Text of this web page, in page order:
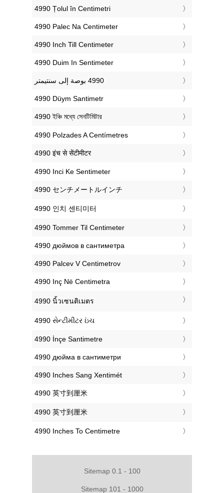
‎4990 Țolul în Centimetri
‎4990 Palec Na Centimeter
‎4990 Inch Till Centimeter
‎4990 Duim In Sentimeter
‎4990 Düym Santimetr
‎4990 ইঞ্চি মধ্যে সেনটিমিটার
‎4990 Polzades A Centímetres
‎4990 इंच से सेंटीमीटर
‎4990 Inci Ke Sentimeter
‎4990 センチメートルインチ
‎4990 인치 센티미터
‎4990 Tommer Til Centimeter
‎4990 дюймов в сантиметра
‎4990 Palcev V Centimetrov
‎4990 Inç Në Centimetra
‎4990 นิ้วเซนติเมตร
‎4990 સેન્ટીમીટર ઇંચ
‎4990 İnçe Santimetre
‎4990 дюйма в сантиметри
‎4990 Inches Sang Xentimét
‎4990 英寸到厘米
‎4990 英寸到厘米
‎4990 Inches To Centimetre
Sitemap 0.1 - 100
Sitemap 101 - 1000